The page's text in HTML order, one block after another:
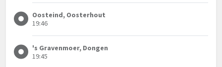
Oosteind, Oosterhout
19:46
's Gravenmoer, Dongen
19:45